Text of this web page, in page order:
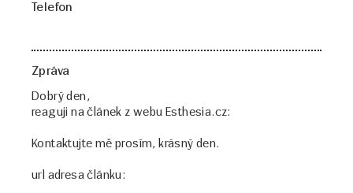
Telefon
Zpráva